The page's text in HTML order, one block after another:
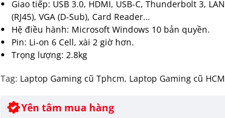
Giao tiếp: USB 3.0, HDMI, USB-C, Thunderbolt 3, LAN
(RJ45), VGA (D-Sub), Card Reader…
Hệ điều hành: Microsoft Windows 10 bản quyền.
Pin: Li-on 6 Cell, xài 2 giờ hơn.
Trọng lượng: 2.8kg
Tag: Laptop Gaming cũ Tphcm, Laptop Gaming cũ HCM
Yên tâm mua hàng